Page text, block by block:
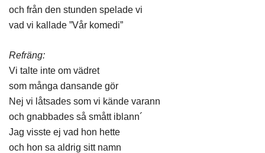
och från den stunden spelade vi
vad vi kallade ”Vår komedi”
Refräng:
Vi talte inte om vädret
som många dansande gör
Nej vi låtsades som vi kände varann
och gnabbades så smått iblann´
Jag visste ej vad hon hette
och hon sa aldrig sitt namn